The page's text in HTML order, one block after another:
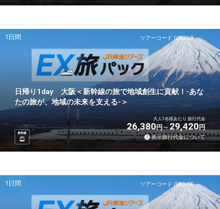
ツアーコード Q02BLR
1日間
日帰り1day 大阪＜新幹線の旅で地域創生に貢献！-あな
たの旅が、地域の未来を支える-＞
新幹線
大人1名様あたり 旅行代金
26,380円 29,420円
表示旅行代金について
ツアーコード Q02H9E
1日間